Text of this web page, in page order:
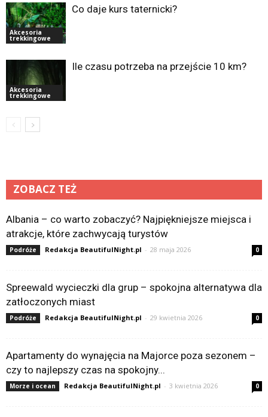
Akcesoria
trekkingowe
Co daje kurs taternicki?
Akcesoria
trekkingowe
Ile czasu potrzeba na przejście 10 km?
ZOBACZ TEŻ
Albania – co warto zobaczyć? Najpiękniejsze miejsca i
atrakcje, które zachwycają turystów
Podróże Redakcja BeautifulNight.pl - 28 maja 2026 0
Spreewald wycieczki dla grup – spokojna alternatywa dla
zatłoczonych miast
Podróże Redakcja BeautifulNight.pl - 29 kwietnia 2026 0
Apartamenty do wynajęcia na Majorce poza sezonem –
czy to najlepszy czas na spokojny...
Morze i ocean Redakcja BeautifulNight.pl - 3 kwietnia 2026 0